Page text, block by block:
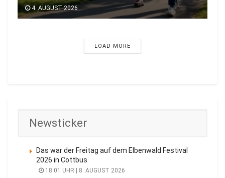
4. AUGUST 2026
LOAD MORE
Newsticker
Das war der Freitag auf dem Elbenwald Festival
2026 in Cottbus
18:01 UHR | 8. AUGUST 2026